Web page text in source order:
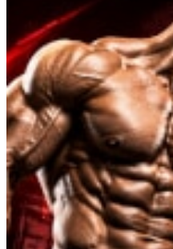
Retatrutida
Selank
Semaglutida
Semax
SS-31
Tesamorelin
tirzepatida
Timalina
Thymosin Alfa
Timosina Beta TB-500